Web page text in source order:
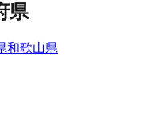
県
和歌山県